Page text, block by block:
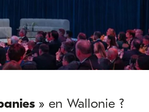
» en Wallonie ?